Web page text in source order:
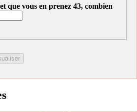
que vous en prenez 43, combien